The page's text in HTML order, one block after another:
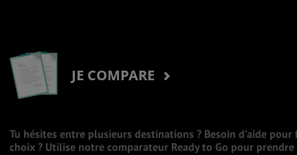
JE COMPARE
Tu hésites entre plusieurs destinations ? Besoin d’aide pour
choix ? Utilise notre comparateur Ready to Go pour